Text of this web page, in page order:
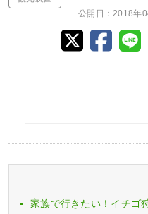
公開日：2018年
家族で行きたい！イチゴ